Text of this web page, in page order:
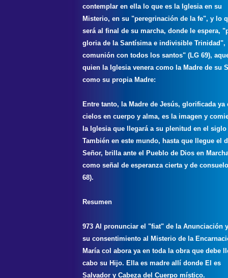
contemplar en ella lo que es la Iglesia en su
Misterio, en su "peregrinación de la fe", y lo
será al final de su marcha, donde le espera,
gloria de la Santísima e indivisible Trinidad",
comunión con todos los santos" (LG 69),
quien la Iglesia venera como la Madre de su
como su propia Madre:
Entre tanto, la Madre de Jesús, glorificada ya
cielos en cuerpo y alma, es la imagen y
la Iglesia que llegará a su plenitud en el
También en este mundo, hasta que llegue el
Señor, brilla ante el Pueblo de Dios en
como señal de esperanza cierta y de
68).
Resumen
973 Al pronunciar el "fiat" de la Anunciación
su consentimiento al Misterio de la
María col abora ya en toda la obra que debe
cabo su Hijo. Ella es madre allí donde El es
Salvador y Cabeza del Cuerpo místico.